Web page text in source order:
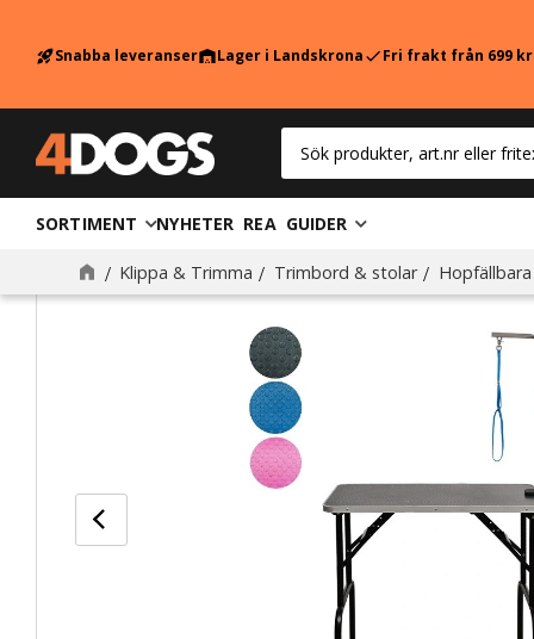
rocket_launchSnabba leveranserwarehouseLager i LandskronacheckFri frakt från 699
SORTIMENT NYHETER REA GUIDER
Klippa & Trimma Trimbord & stolar